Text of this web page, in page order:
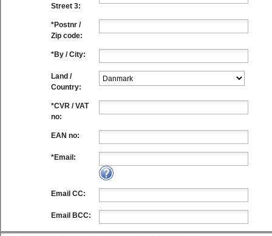
Street 3:
*Postnr /
Zip code:
*By / City:
Land /
Country:
*CVR / VAT
no:
EAN no:
*Email:
Email CC:
Email BCC: